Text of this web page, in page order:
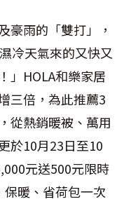
豪雨的「雙打」，
冷天氣來的又快又
」HOLA和樂家居
三倍，為此推薦3
從熱銷暖被、萬用
於10月23日至10
元送500元限時
保暖、省荷包一次